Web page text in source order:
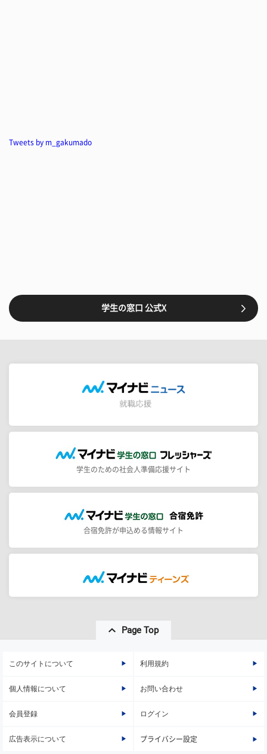
Tweets by m_gakumado
学生の窓口 公式X
学生のための社会人準備応援サイト
合宿免許が申込める情報サイト
Page Top
このサイトについて 利用規約
個人情報について お問い合わせ
会員登録 ログイン
広告表示について プライバシー設定